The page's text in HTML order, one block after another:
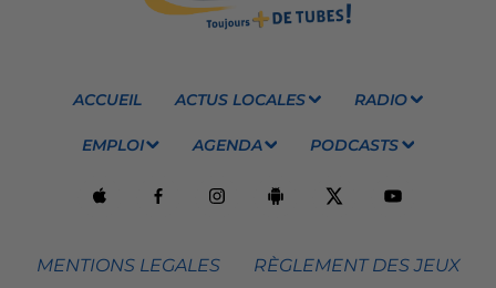
ACCUEIL ACTUS LOCALES RADIO
EMPLOI AGENDA PODCASTS
MENTIONS LEGALES RÈGLEMENT DES JEUX